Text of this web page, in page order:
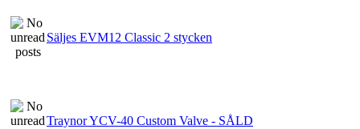
Säljes EVM12 Classic 2 stycken
Traynor YCV-40 Custom Valve - SÅLD